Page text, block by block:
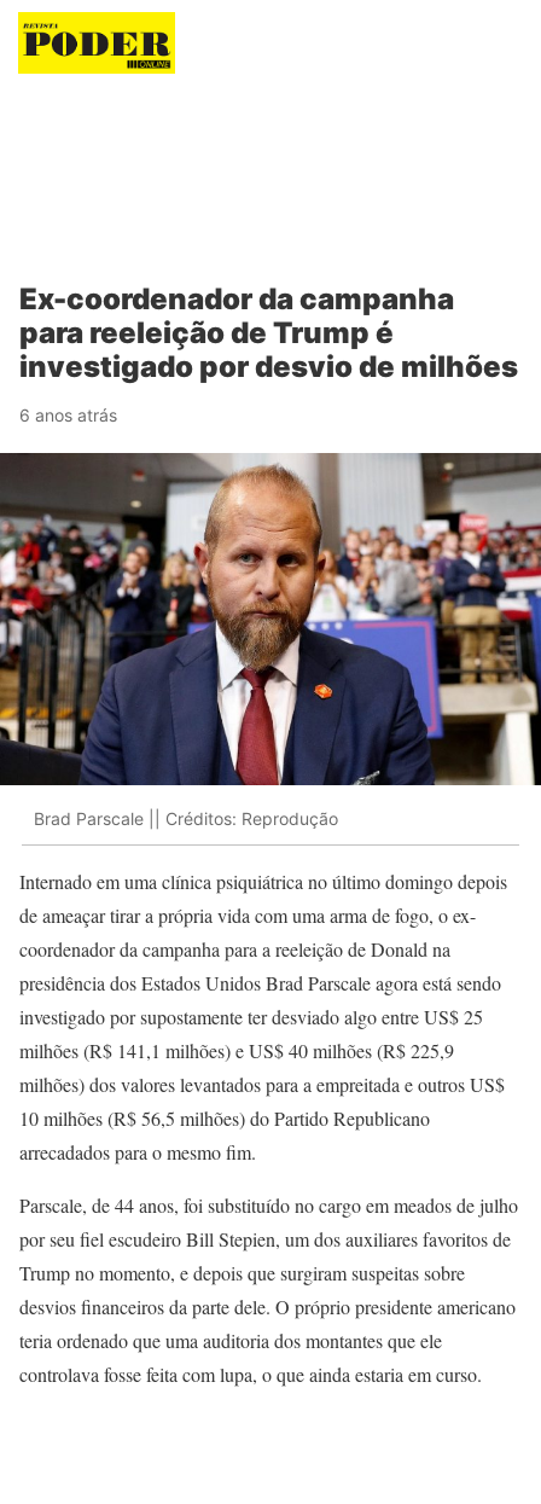
Revista Poder
Ex-coordenador da campanha
para reeleição de Trump é
investigado por desvio de milhões
6 anos atrás
Brad Parscale || Créditos: Reprodução
Internado em uma clínica psiquiátrica no último domingo depois
de ameaçar tirar a própria vida com uma arma de fogo, o ex-
coordenador da campanha para a reeleição de Donald na
presidência dos Estados Unidos Brad Parscale agora está sendo
investigado por supostamente ter desviado algo entre US$ 25
milhões (R$ 141,1 milhões) e US$ 40 milhões (R$ 225,9
milhões) dos valores levantados para a empreitada e outros US$
10 milhões (R$ 56,5 milhões) do Partido Republicano
arrecadados para o mesmo fim.
Parscale, de 44 anos, foi substituído no cargo em meados de julho
por seu fiel escudeiro Bill Stepien, um dos auxiliares favoritos de
Trump no momento, e depois que surgiram suspeitas sobre
desvios financeiros da parte dele. O próprio presidente americano
teria ordenado que uma auditoria dos montantes que ele
controlava fosse feita com lupa, o que ainda estaria em curso.